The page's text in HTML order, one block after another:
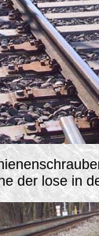
der lose in